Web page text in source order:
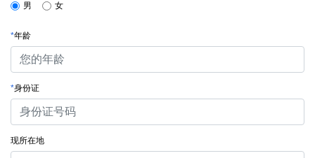
男 女
*年龄
*身份证
现所在地